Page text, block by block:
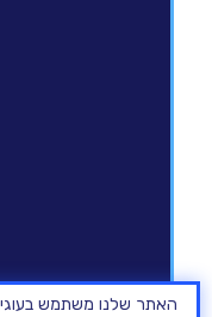
האתר שלנו משתמש